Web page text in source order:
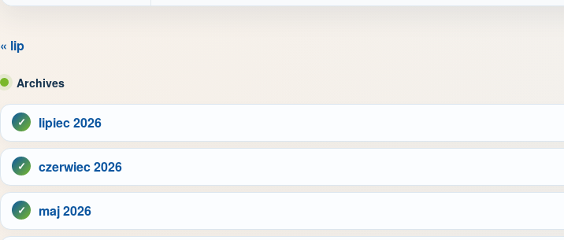
« lip
Archives
lipiec 2026
czerwiec 2026
maj 2026